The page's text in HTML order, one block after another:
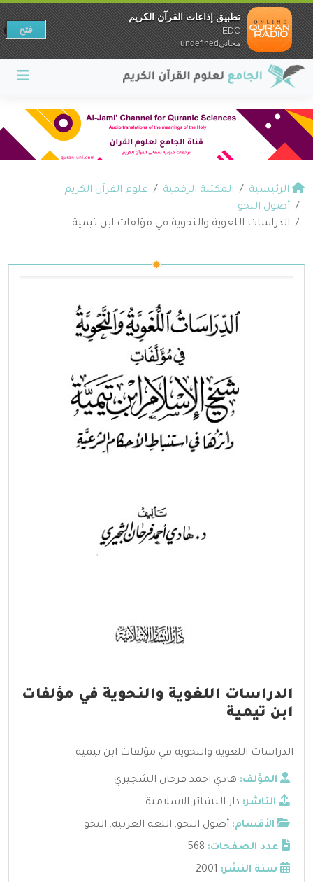
الرئيسية المكتبة الرقمية
علوم القرآن الكريم
أصول النحو
الدراسات اللغوية والنحوية في مؤلفات ابن تيمية
الدراسات اللغوية والنحوية في مؤلفات
ابن تيمية
الدراسات اللغوية والنحوية في مؤلفات ابن تيمية
المؤلف: هادي احمد فرحان الشجيري
الناشر: دار البشائر الاسلامية
الأقسام: أصول النحو, اللغة العربية, النحو
عدد الصفحات: 568
سنة النشر: 2001
تطبيق إذاعات القرآن الكريم
EDC
مجانيundefined
فتح